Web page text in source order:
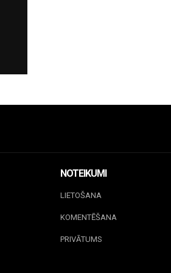
NOTEIKUMI
LIETOŠANA
KOMENTĒŠANA
PRIVĀTUMS